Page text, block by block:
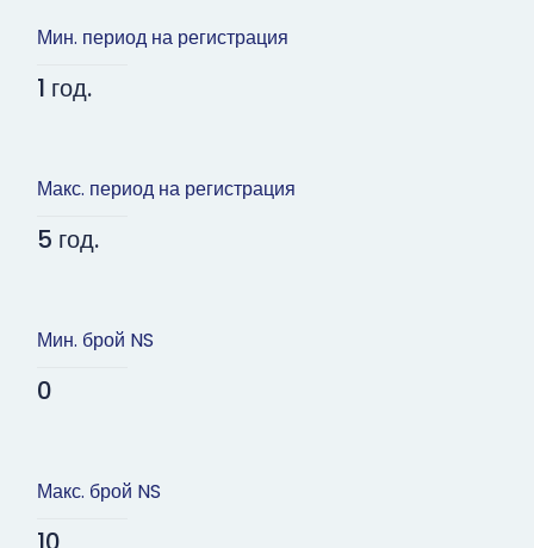
Мин. период на регистрация
1 год.
Макс. период на регистрация
5 год.
Мин. брой NS
0
Макс. брой NS